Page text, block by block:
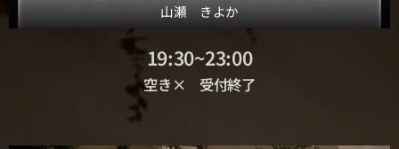
山瀬 きよか
19:30~23:00
空き× 受付終了